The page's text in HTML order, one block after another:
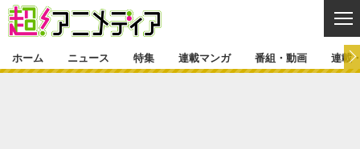
ホーム ニュース 特集 連載マンガ 番組・動画 連載